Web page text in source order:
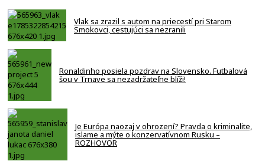
Vlak sa zrazil s autom na priecestí pri Starom
Smokovci, cestujúci sa nezranili
Ronaldinho posiela pozdrav na Slovensko. Futbalová
šou v Trnave sa nezadržateľne blíži!
Je Európa naozaj v ohrození? Pravda o kriminalite,
islame a mýte o konzervatívnom Rusku –
ROZHOVOR